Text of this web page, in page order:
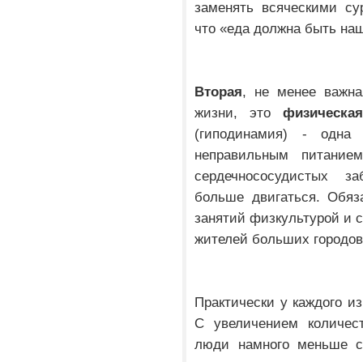
заменять всяческими
что «еда должна быть
Вторая, не менее
жизни, это
(гиподинамия) -
неправильным
сердечнососудистых
больше двигаться.
занятий физкультурой и
жителей больших
Практически у каждого
С увеличением
люди намного меньше